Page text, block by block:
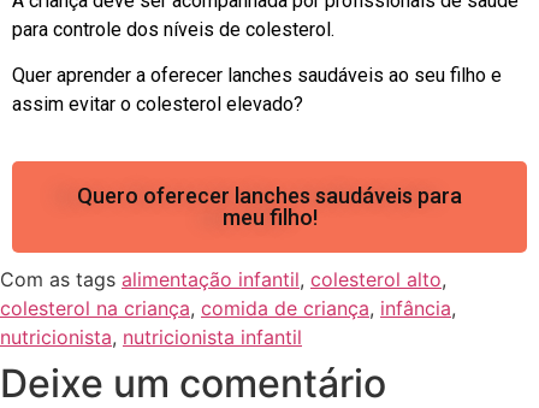
para controle dos níveis de colesterol.
Quer aprender a oferecer lanches saudáveis ao seu filho e
assim evitar o colesterol elevado?
Quero oferecer lanches saudáveis para
meu filho!
Com as tags alimentação infantil, colesterol alto,
colesterol na criança, comida de criança, infância,
nutricionista, nutricionista infantil
Deixe um comentário